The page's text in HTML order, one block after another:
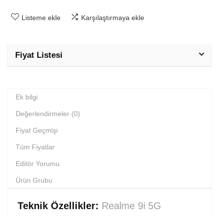
Listeme ekle Karşılaştırmaya ekle
Fiyat Listesi
Ek bilgi
Değerlendirmeler (0)
Fiyat Geçmişi
Tüm Fiyatlar
Editör Yorumu
Ürün Grubu
Teknik Özellikler: Realme 9i 5G